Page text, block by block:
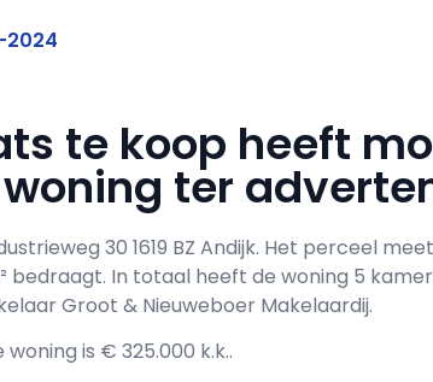
2024
te koop heeft
ter
30 1619 BZ Andijk. Het perceel
bedraagt. In totaal heeft de woning 5
Groot & Nieuweboer Makelaardij.
is € 325.000 k.k..